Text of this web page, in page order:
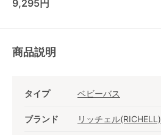
9,295円
商品説明
タイプ ベビーバス
ブランド リッチェル(RICHELL)